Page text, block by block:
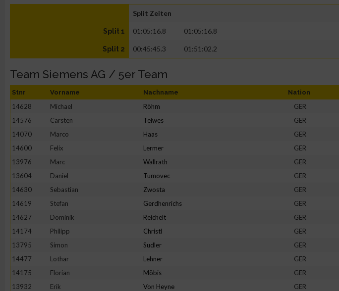
Split Zeiten
Split 1 01:05:16.8 01:05:16.8
Split 2 00:45:45.3 01:51:02.2
Team Siemens AG / 5er Team
Stnr Vorname Nachname Nation
14628 Michael Röhm GER
14576
Carsten Teiwes GER
14070
Marco Haas GER
14600
Felix Lermer GER
13976
Marc Wallrath GER
13604
Daniel Tumovec GER
14630
Sebastian Zwosta GER
14619
Stefan Gerdhenrichs GER
14627
Dominik Reichelt GER
14174
Philipp Christl GER
13795
Simon Sudler GER
14477
Lothar Lehner GER
14175
Florian Möbis GER
13932
Erik Von Heyne GER